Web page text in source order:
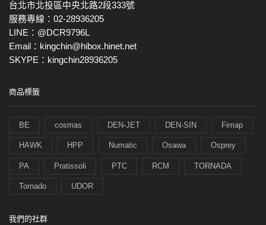
台北市北投區中央北路2段333號
服務專線：02-28936205
LINE：@DCR9796L
Email：kingchin@hibox.hinet.net
SKYPE：kingchin28936205
商品標籤
BE cosmas DEN-JET DEN-SIN Fimap
HAWK HPP Numatic Osawa Osprey
PA Pratissoli PTC RCM TORNADA
Tornado UDOR
我們的社群